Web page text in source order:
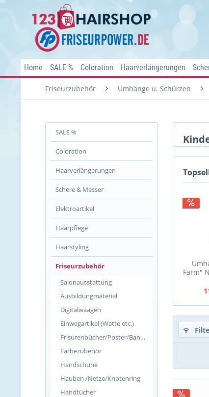
Home SALE % Coloration Haarverlängerungen
Friseurzubehör Umhänge u. Schürzen
SALE %
Coloration
Haarverlängerungen
Schere & Messer
Elektroartikel
Haarpflege
Haarstyling
Friseurzubehör
Salonausstattung
Ausbildungmaterial
Digitalwaagen
Einwegartikel (Watte etc.)
Frisurenbücher/Poster/Banner
Färbezubehör
Handschuhe
Hauben /Netze/Knotenring
Handtücher
Farm"